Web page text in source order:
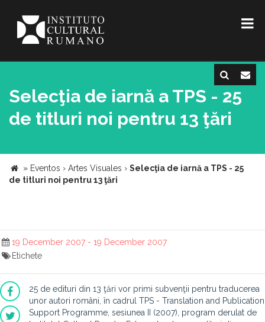
Selecţia de iarnă a TPS - 25
de titluri noi pentru 13 ţări
» Eventos › Artes Visuales › Selecţia de iarnă a TPS - 25
de titluri noi pentru 13 ţări
19 December 2007 - 19 December 2007
Etichete
25 de edituri din 13 ţări vor primi subvenţii pentru traducerea
unor autori români, în cadrul TPS - Translation and Publication
Support Programme, sesiunea II (2007), program derulat de